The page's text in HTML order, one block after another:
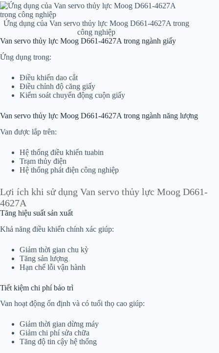
Ứng dụng của Van servo thủy lực Moog D661-4627A trong
công nghiệp
Van servo thủy lực Moog D661-4627A trong ngành giấy
Ứng dụng trong:
Điều khiển dao cắt
Điều chỉnh độ căng giấy
Kiểm soát chuyển động cuộn giấy
Van servo thủy lực Moog D661-4627A trong ngành năng lượng
Van được lắp trên:
Hệ thống điều khiển tuabin
Trạm thủy điện
Hệ thống phát điện công nghiệp
Lợi ích khi sử dụng Van servo thủy lực Moog D661-
4627A
Tăng hiệu suất sản xuất
Khả năng điều khiển chính xác giúp:
Giảm thời gian chu kỳ
Tăng sản lượng
Hạn chế lỗi vận hành
Tiết kiệm chi phí bảo trì
Van hoạt động ổn định và có tuổi thọ cao giúp:
Giảm thời gian dừng máy
Giảm chi phí sửa chữa
Tăng độ tin cậy hệ thống